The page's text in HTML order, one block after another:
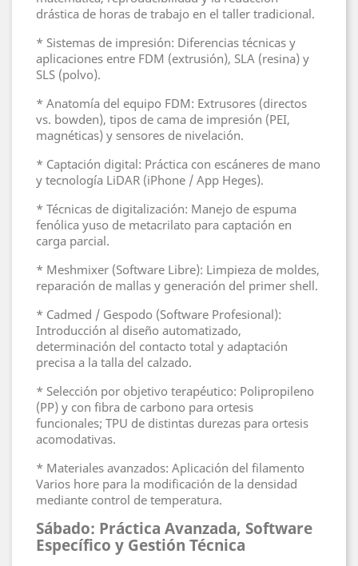
drástica de horas de trabajo en el taller tradicional.
* Sistemas de impresión: Diferencias técnicas y
aplicaciones entre FDM (extrusión), SLA (resina) y
SLS (polvo).
* Anatomía del equipo FDM: Extrusores (directos
vs. bowden), tipos de cama de impresión (PEI,
magnéticas) y sensores de nivelación.
* Captación digital: Práctica con escáneres de mano
y tecnología LiDAR (iPhone / App Heges).
* Técnicas de digitalización: Manejo de espuma
fenólica yuso de metacrilato para captación en
carga parcial.
* Meshmixer (Software Libre): Limpieza de moldes,
reparación de mallas y generación del primer shell.
* Cadmed / Gespodo (Software Profesional):
Introducción al diseño automatizado,
determinación del contacto total y adaptación
precisa a la talla del calzado.
* Selección por objetivo terapéutico: Polipropileno
(PP) y con fibra de carbono para ortesis
funcionales; TPU de distintas durezas para ortesis
acomodativas.
* Materiales avanzados: Aplicación del filamento
Varios hore para la modificación de la densidad
mediante control de temperatura.
Sábado: Práctica Avanzada, Software
Específico y Gestión Técnica